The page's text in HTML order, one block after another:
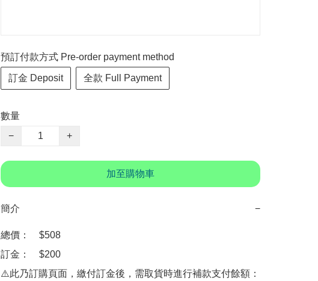
預訂付款方式 Pre-order payment method
訂金 Deposit 全款 Full Payment
數量
−
+
加至購物車
簡介 −
總價：　$508
訂金：　$200
⚠️此乃訂購頁面，繳付訂金後，需取貨時進行補款支付餘額：